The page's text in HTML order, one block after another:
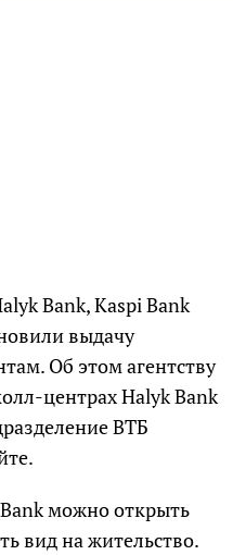
Bank, Kaspi Bank
выдачу
Об этом агентству
центрах Halyk Bank
ВТБ
можно открыть
вид на жительство.